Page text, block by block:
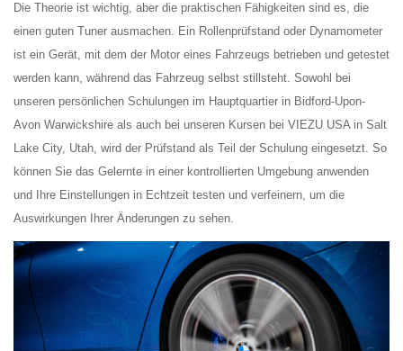
Die Theorie ist wichtig, aber die praktischen Fähigkeiten sind es, die
einen guten Tuner ausmachen. Ein Rollenprüfstand oder Dynamometer
ist ein Gerät, mit dem der Motor eines Fahrzeugs betrieben und getestet
werden kann, während das Fahrzeug selbst stillsteht. Sowohl bei
unseren persönlichen Schulungen im Hauptquartier in Bidford-Upon-
Avon Warwickshire als auch bei unseren Kursen bei VIEZU USA in Salt
Lake City, Utah, wird der Prüfstand als Teil der Schulung eingesetzt. So
können Sie das Gelernte in einer kontrollierten Umgebung anwenden
und Ihre Einstellungen in Echtzeit testen und verfeinern, um die
Auswirkungen Ihrer Änderungen zu sehen.